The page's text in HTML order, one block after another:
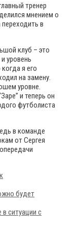
тренер
мнением о
переходить в
клуб – это
уровень
я его
на замену.
уровне.
и теперь он
футболиста
в команде
от Сергея
будет
в ситуации с